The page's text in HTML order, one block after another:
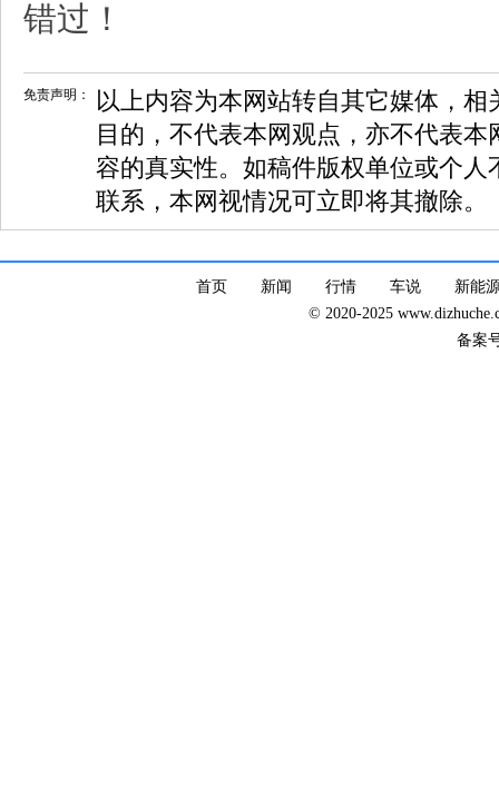
错过！
免责声明：
以上内容为本网站转自其它媒体，
目的，不代表本网观点，亦不代表
容的真实性。如稿件版权单位或个
联系，本网视情况可立即将其撤除。
首页 新闻 行情 车说
新能
© 2020-2025
备案